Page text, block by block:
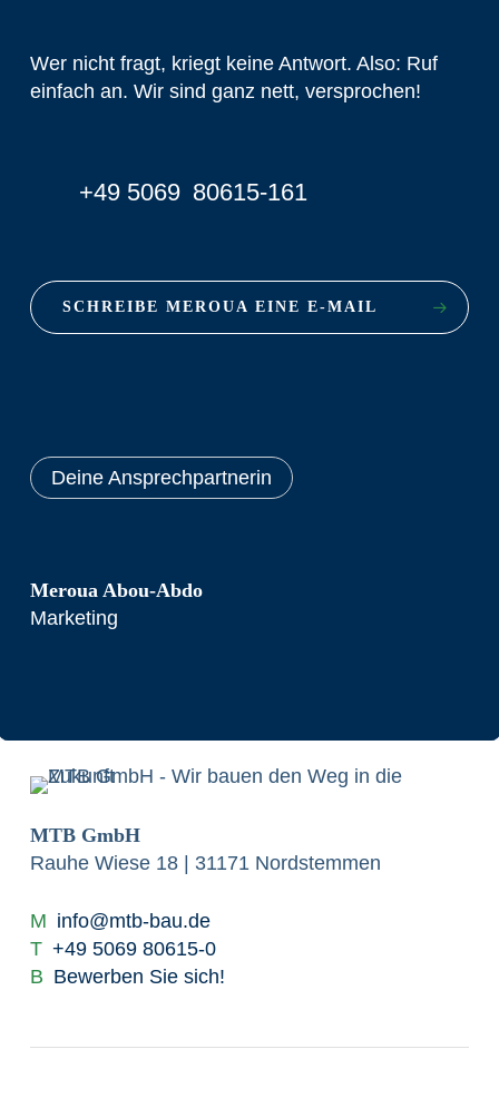
Wer nicht fragt, kriegt keine Antwort. Also: Ruf
einfach an. Wir sind ganz nett, versprochen!
+49 5069 80615-161
SCHREIBE MEROUA EINE E-MAIL
Deine Ansprechpartnerin
Meroua Abou-Abdo
Marketing
MTB GmbH
Rauhe Wiese 18 | 31171 Nordstemmen
M info@mtb-bau.de
T +49 5069 80615-0
B Bewerben Sie sich!